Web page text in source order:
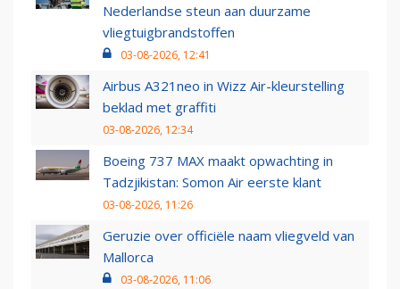
Nederlandse steun aan duurzame
vliegtuigbrandstoffen
03-08-2026, 12:41
Airbus A321neo in Wizz Air-kleurstelling
beklad met graffiti
03-08-2026, 12:34
Boeing 737 MAX maakt opwachting in
Tadzjikistan: Somon Air eerste klant
03-08-2026, 11:26
Geruzie over officiële naam vliegveld van
Mallorca
03-08-2026, 11:06